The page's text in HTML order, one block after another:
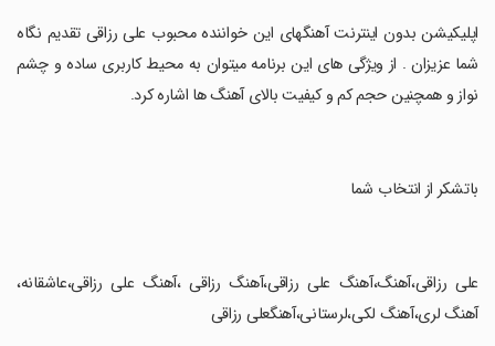
اپلیکیشن بدون اینترنت آهنگهای این خواننده محبوب علی رزاقی تقدیم نگاه
شما عزیزان . از ویژگی های این برنامه میتوان به محیط کاربری ساده و چشم
نواز و همچنین حجم کم و کیفیت بالای آهنگ ها اشاره کرد.
‏باتشکر از انتخاب شما
‏علی رزاقی،آهنگ،آهنگ علی رزاقی،آهنگ رزاقی ،آهنگ علی رزاقی،عاشقانه،
آهنگ لری،آهنگ لکی،لرستانی،آهنگعلی رزاقی